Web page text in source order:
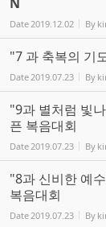
Date2019.12.02 By
"7 과 축복의 기
Date2019.07.23 By
"9과 별처럼 빛
픈 복음대회
Date2019.07.23 By
"8과 신비한 예
복음대회
Date2019.07.23 By